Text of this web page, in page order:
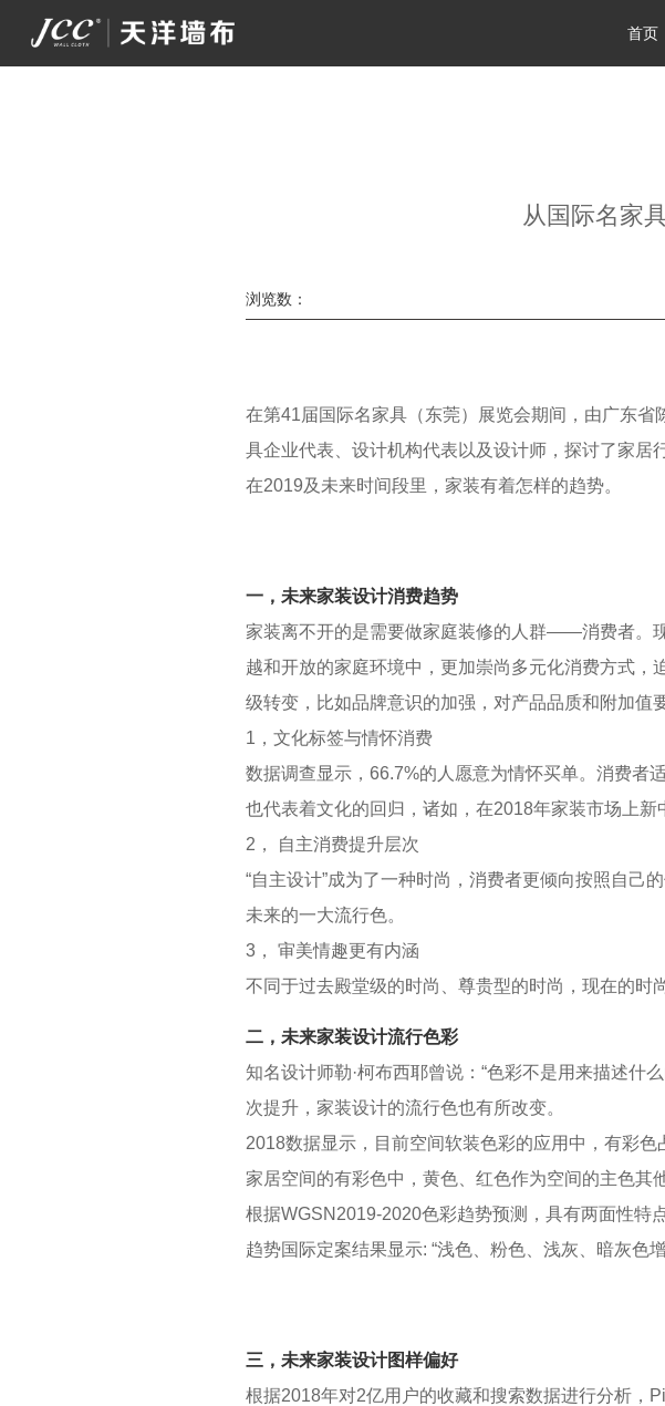
首页
从国际名家
浏览数：
在第41届国际名家具（东莞）展览会期间，由广东
具企业代表、设计机构代表以及设计师，探讨了家
在2019及未来时间段里，家装有着怎样的趋势。
一，未来家装设计消费趋势
家装离不开的是需要做家庭装修的人群——消费者。
越和开放的家庭环境中，更加崇尚多元化消费方式
级转变，比如品牌意识的加强，对产品品质和附加值
1，文化标签与情怀消费
数据调查显示，66.7%的人愿意为情怀买单。消费
也代表着文化的回归，诸如，在2018年家装市场上新
2， 自主消费提升层次
“自主设计”成为了一种时尚，消费者更倾向按照自己
未来的一大流行色。
3， 审美情趣更有内涵
不同于过去殿堂级的时尚、尊贵型的时尚，现在的时
二，未来家装设计流行色彩
知名设计师勒·柯布西耶曾说：“色彩不是用来描述什
次提升，家装设计的流行色也有所改变。
2018数据显示，目前空间软装色彩的应用中，有彩
家居空间的有彩色中，黄色、红色作为空间的主色其
根据WGSN2019-2020色彩趋势预测，具有两面性特
趋势国际定案结果显示: “浅色、粉色、浅灰、暗灰色
三，未来家装设计图样偏好
根据2018年对2亿用户的收藏和搜索数据进行分析，